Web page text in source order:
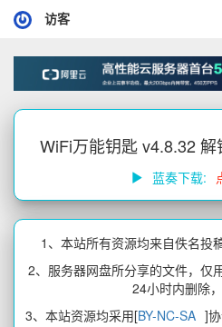
访客
WiFi万能钥匙 v4.8.32
蓝奏下载:
1、本站所有资源均来自佚名投
2、服务器网盘所分享的文件，仅
24小时内删除
3、本站资源均采用[BY-NC-SA ]